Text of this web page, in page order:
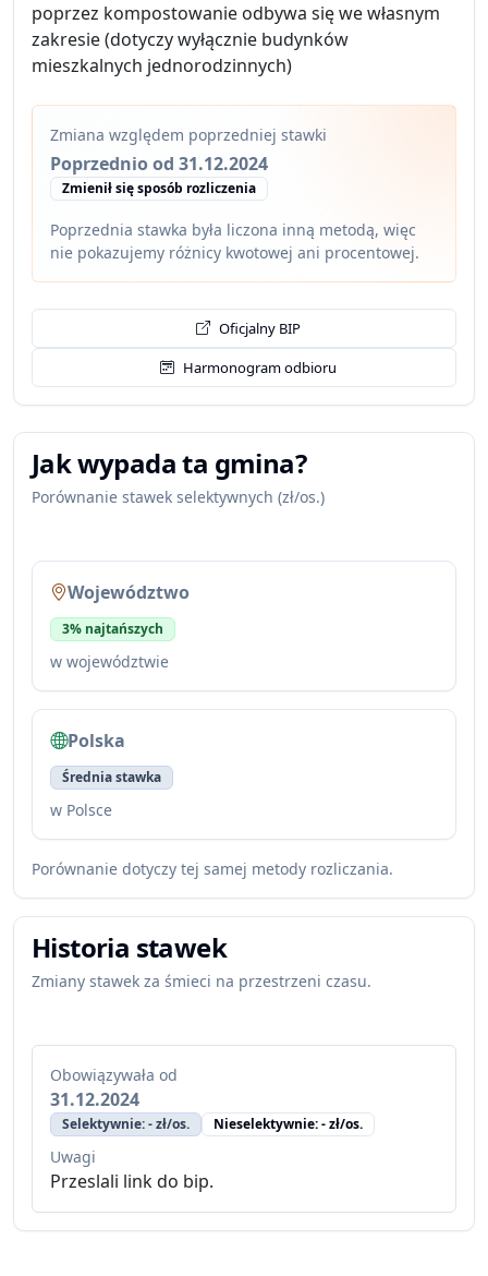
poprzez kompostowanie odbywa się we własnym
zakresie (dotyczy wyłącznie budynków
mieszkalnych jednorodzinnych)
Zmiana względem poprzedniej stawki
Poprzednio od 31.12.2024
Zmienił się sposób rozliczenia
Poprzednia stawka była liczona inną metodą, więc
nie pokazujemy różnicy kwotowej ani procentowej.
Oficjalny BIP
Harmonogram odbioru
Jak wypada ta gmina?
Porównanie stawek selektywnych (zł/os.)
Województwo
3% najtańszych
w województwie
Polska
Średnia stawka
w Polsce
Porównanie dotyczy tej samej metody rozliczania.
Historia stawek
Zmiany stawek za śmieci na przestrzeni czasu.
Obowiązywała od
31.12.2024
Selektywnie: - zł/os. Nieselektywnie: - zł/os.
Uwagi
Przeslali link do bip.